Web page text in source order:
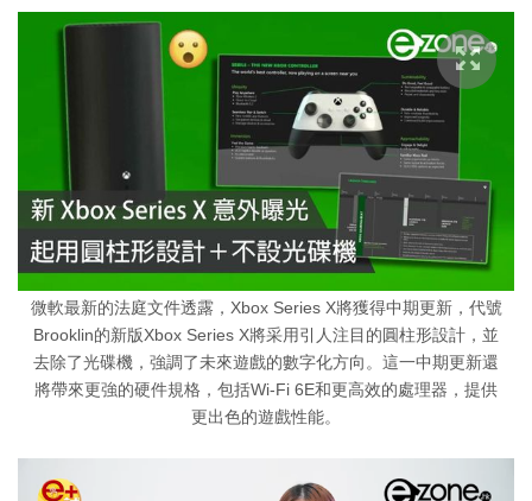
微軟最新的法庭文件透露，Xbox Series X將獲得中期更新，代號
Brooklin的新版Xbox Series X將采用引人注目的圓柱形設計，並
去除了光碟機，強調了未來遊戲的數字化方向。這一中期更新還
將帶來更強的硬件規格，包括Wi-Fi 6E和更高效的處理器，提供
更出色的遊戲性能。